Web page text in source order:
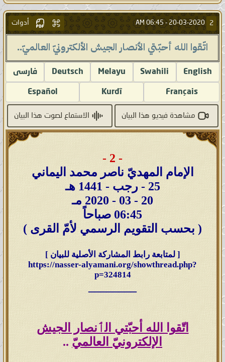
2
20-03-2020 -
06:45 AM أدوات
اتّقوا الله أحبّتي الٲنصار الجيش الألكترونيّ العالميّ..
English
Swahili
Melayu
Deutsch فارسى
Français
Kurdî
Español
مشاهدة فيديو هذا البيان الاستماع لصوت هذا البيان
- 2 -
الإمام المهديّ ناصر محمد اليماني
25 - رجب - 1441 هـ
20 - 03 - 2020 مـ
06:45 صباحاً
( بحسب التقويم الرسمي لأمّ القرى )
[ لمتابعة رابط المشاركة الأصلية للبيان ]
https://nasser-alyamani.org/showthread.php?
p=324814
اتّقوا الله أحبّتي الٲنصار الجيش
الإلكترونيّ العالميّ ..